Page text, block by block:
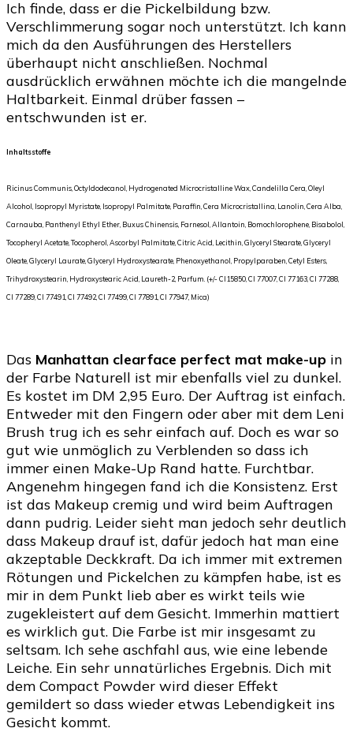
Ich finde, dass er die Pickelbildung bzw.
Verschlimmerung sogar noch unterstützt. Ich kann
mich da den Ausführungen des Herstellers
überhaupt nicht anschließen. Nochmal
ausdrücklich erwähnen möchte ich die mangelnde
Haltbarkeit. Einmal drüber fassen –
entschwunden ist er.
Inhaltsstoffe
Ricinus Communis, Octyldodecanol, Hydrogenated Microcristalline Wax, Candelilla Cera, Oleyl
Alcohol, Isopropyl Myristate, Isopropyl Palmitate, Paraffin, Cera Microcristallina, Lanolin, Cera Alba,
Carnauba, Panthenyl Ethyl Ether, Buxus Chinensis, Farnesol, Allantoin, Bomochlorophene, Bisabolol,
Tocopheryl Acetate, Tocopherol, Ascorbyl Palmitate, Citric Acid, Lecithin, Glyceryl Stearate, Glyceryl
Oleate, Glyceryl Laurate, Glyceryl Hydroxystearate, Phenoxyethanol, Propylparaben, Cetyl Esters,
Trihydroxystearin, Hydroxystearic Acid, Laureth-2, Parfum. (+/- CI15850, CI 77007, CI 77163, CI 77288,
CI 77289, CI 77491, CI 77492, CI 77499, CI 77891, CI 77947, Mica)
Das Manhattan clearface perfect mat make-up in
der Farbe Naturell ist mir ebenfalls viel zu dunkel.
Es kostet im DM 2,95 Euro. Der Auftrag ist einfach.
Entweder mit den Fingern oder aber mit dem Leni
Brush trug ich es sehr einfach auf. Doch es war so
gut wie unmöglich zu Verblenden so dass ich
immer einen Make-Up Rand hatte. Furchtbar.
Angenehm hingegen fand ich die Konsistenz. Erst
ist das Makeup cremig und wird beim Auftragen
dann pudrig. Leider sieht man jedoch sehr deutlich
dass Makeup drauf ist, dafür jedoch hat man eine
akzeptable Deckkraft. Da ich immer mit extremen
Rötungen und Pickelchen zu kämpfen habe, ist es
mir in dem Punkt lieb aber es wirkt teils wie
zugekleistert auf dem Gesicht. Immerhin mattiert
es wirklich gut. Die Farbe ist mir insgesamt zu
seltsam. Ich sehe aschfahl aus, wie eine lebende
Leiche. Ein sehr unnatürliches Ergebnis. Dich mit
dem Compact Powder wird dieser Effekt
gemildert so dass wieder etwas Lebendigkeit ins
Gesicht kommt.